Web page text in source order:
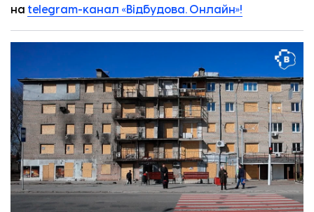
на telegram-канал «Відбудова. Онлайн»!